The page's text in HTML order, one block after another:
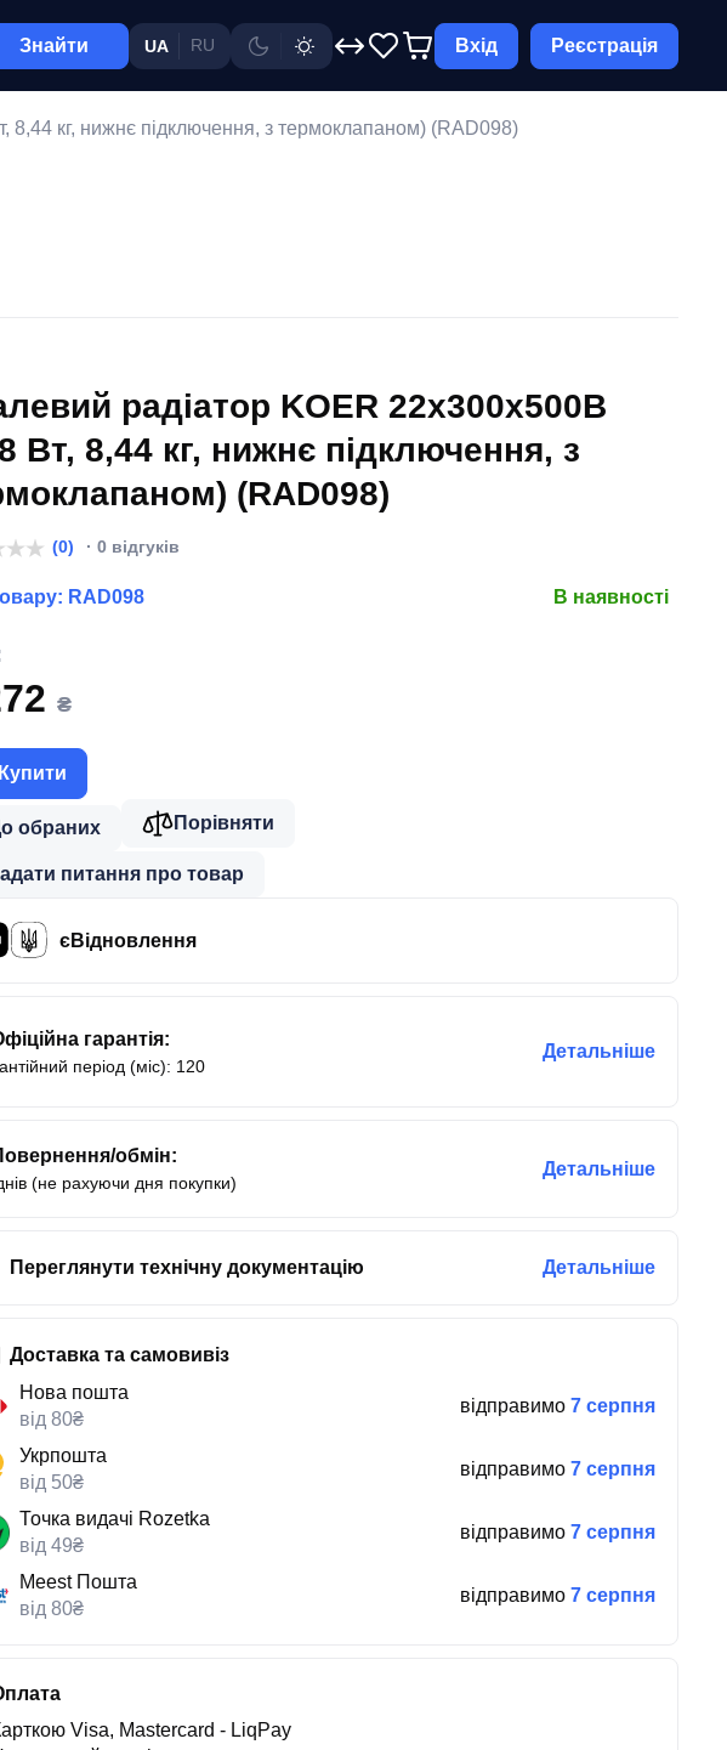
Знайти UA RU Вхід Реєстрація
кг, нижнє підключення, з термоклапаном) (RAD098)
радіатор KOER 22x300x500B
Вт, 8,44 кг, нижнє підключення, з
(RAD098)
(0) · 0 відгуків
RAD098 В наявності
₴
Купити
обраних Порівняти
питання про товар
єВідновлення
гарантія:
період (міс): 120
Детальніше
обмін:
(не рахуючи дня покупки)
Детальніше
Переглянути технічну документацію Детальніше
Доставка та самовивіз
Нова пошта
від 80₴
відправимо 7 серпня
Укрпошта
від 50₴
відправимо 7 серпня
Точка видачі Rozetka
від 49₴
відправимо 7 серпня
Meest Пошта
від 80₴
відправимо 7 серпня
Visa, Mastercard - LiqPay